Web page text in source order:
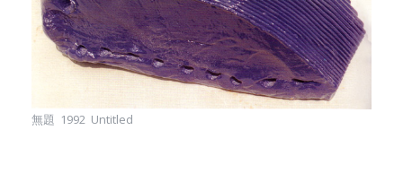
無題 1992 Untitled